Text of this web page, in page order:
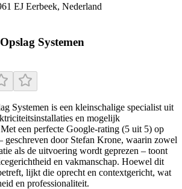
EJ Eerbeek, Nederland
Systemen
Systemen is een kleinschalige specialist uit
en mogelijk
een perfecte Google-rating (5 uit 5) op
geschreven door Stefan Krone, waarin zowel
als de uitvoering wordt geprezen – toont
en vakmanschap. Hoewel dit
lijkt die oprecht en contextgericht, wat
en professionaliteit.